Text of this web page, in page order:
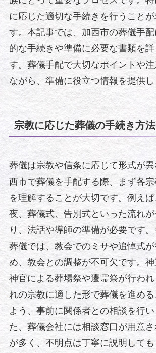
に応じた適切な手続きを行うことが
す。本記事では、加西市の葬儀手
的な手続きや準備に必要な書類を
す。葬儀手配で大切なポイントや
ながら、準備に役立つ情報を提供し
宗教に応じた葬儀の手続き方法
葬儀は宗教や信条に応じて形式が
西市で葬儀を手配する際、まず各
を理解することが大切です。例え
夜、葬儀式、告別式といった流れ
り、法話や導師の準備が必要です
葬儀では、教会でのミサや追悼式
め、教会との調整が不可欠です。神
神官による葬場祭や遷霊祭が行わ
れの宗教に適した形で葬儀を進め
よう、事前に関係者との相談を行
た、葬儀会社には相談窓口が用意
が多く、不明点は丁寧に説明して